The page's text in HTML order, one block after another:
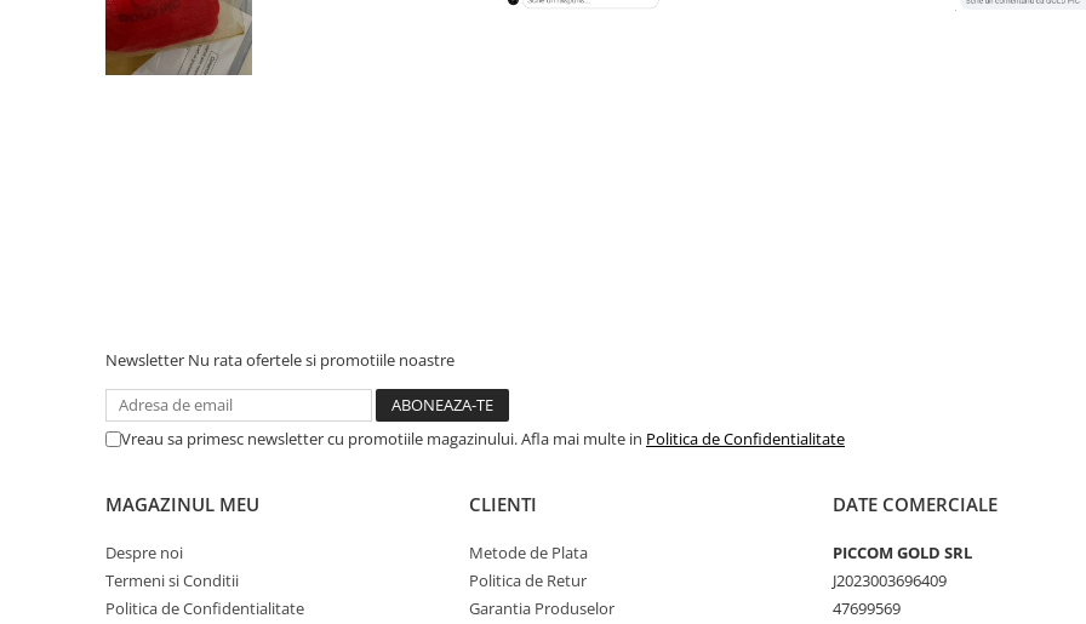
Newsletter Nu rata ofertele si promotiile noastre
Vreau sa primesc newsletter cu promotiile magazinului. Afla mai multe in Politica de Confidentialitate
MAGAZINUL MEU
Despre noi
Termeni si Conditii
Politica de Confidentialitate
CLIENTI
Metode de Plata
Politica de Retur
Garantia Produselor
DATE COMERCIALE
PICCOM GOLD SRL
J2023003696409
47699569